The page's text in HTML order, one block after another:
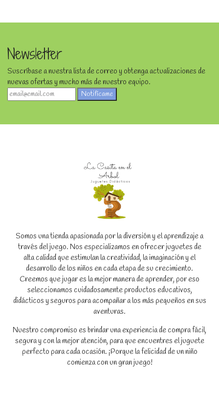
Newsletter
Suscríbase a nuestra lista de correo y obtenga actualizaciones de
nuevas ofertas y mucho más de nuestro equipo.
Notifícame
Somos una tienda apasionada por la diversión y el aprendizaje a
través del juego. Nos especializamos en ofrecer juguetes de
alta calidad que estimulan la creatividad, la imaginación y el
desarrollo de los niños en cada etapa de su crecimiento.
Creemos que jugar es la mejor manera de aprender, por eso
seleccionamos cuidadosamente productos educativos,
didácticos y seguros para acompañar a los más pequeños en sus
aventuras.
Nuestro compromiso es brindar una experiencia de compra fácil,
segura y con la mejor atención, para que encuentres el juguete
perfecto para cada ocasión. ¡Porque la felicidad de un niño
comienza con un gran juego!